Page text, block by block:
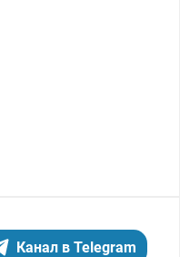
Канал в Telegram